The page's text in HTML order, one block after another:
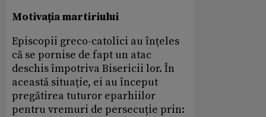
Motivația martiriului
Episcopii greco-catolici au înțeles
că se pornise de fapt un atac
deschis împotriva Bisericii lor. În
această situație, ei au început
pregătirea tuturor eparhiilor
pentru vremuri de persecuție prin: